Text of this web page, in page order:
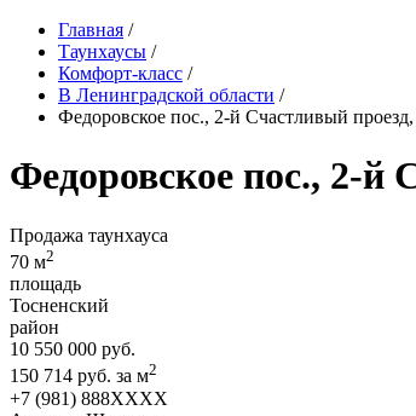
Главная /
Таунхаусы /
Комфорт-класс /
В Ленинградской области /
Федоровское пос., 2-й Счастливый
Федоровское пос., 2-й
Продажа таунхауса
70 м2
площадь
Тосненский
район
10 550 000 руб.
150 714 руб. за м2
+7 (981) 888XXXX